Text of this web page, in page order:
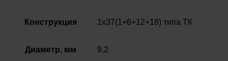
Конструкция 1х37(1+6+12+18) типа ТК
Диаметр, мм 9,2